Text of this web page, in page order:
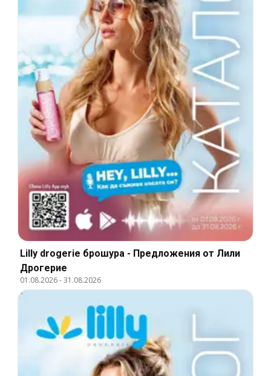
Lilly drogerie брошура - Предложения от Лили
Дрогерие
01.08.2026-31.08.2026